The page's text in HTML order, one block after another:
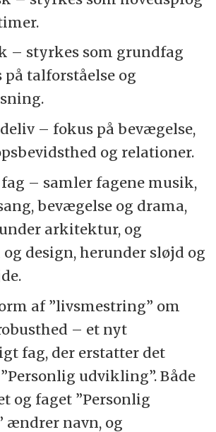
– styrkes som grundfag
på talforståelse og
– fokus på bevægelse,
og relationer.
– samler fagene musik,
bevægelse og drama,
arkitektur, og
design, herunder sløjd og
af ”livsmestring” om
– et nyt
fag, der erstatter det
udvikling”. Både
og faget ”Personlig
ændrer navn, og